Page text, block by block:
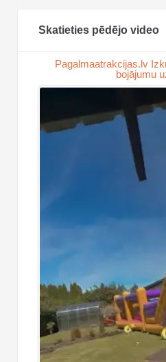
Skatieties pēdējo video
Pagalmaatrakcijas.lv
bojājumu